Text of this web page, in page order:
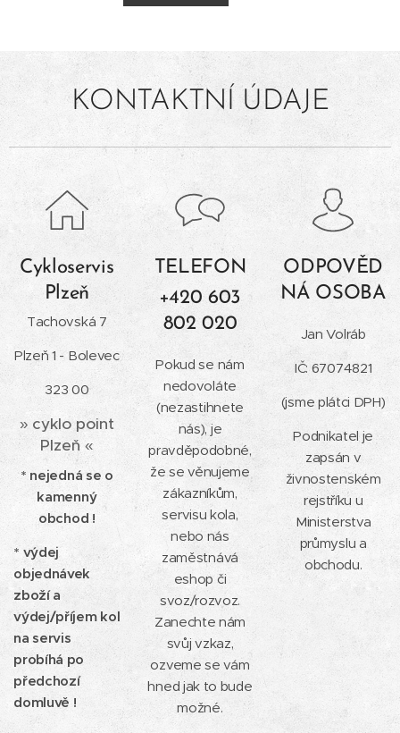
KONTAKTNÍ ÚDAJE
Cykloservis
Plzeň
Tachovská 7
Plzeň 1 - Bolevec
323 00
» cyklo point
Plzeň «
* nejedná se o
kamenný
obchod !
* výdej
objednávek
zboží a
výdej/příjem kol
na servis
probíhá po
předchozí
domluvě !
TELEFON
+420 603
802 020
Pokud se nám
nedovoláte
(nezastihnete
nás), je
pravděpodobné,
že se věnujeme
zákazníkům,
servisu kola,
nebo nás
zaměstnává
eshop či
svoz/rozvoz.
Zanechte nám
svůj vzkaz,
ozveme se vám
hned jak to bude
možné.
ODPOVĚD
NÁ OSOBA
Jan Volráb
IČ: 67074821
(jsme plátci DPH)
Podnikatel je
zapsán v
živnostenském
rejstříku u
Ministerstva
průmyslu a
obchodu.